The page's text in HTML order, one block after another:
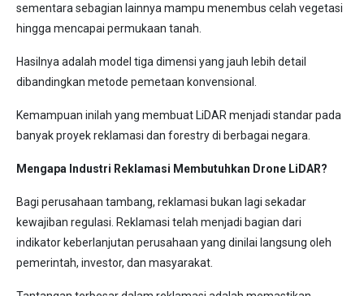
sementara sebagian lainnya mampu menembus celah vegetasi
hingga mencapai permukaan tanah.
Hasilnya adalah model tiga dimensi yang jauh lebih detail
dibandingkan metode pemetaan konvensional.
Kemampuan inilah yang membuat LiDAR menjadi standar pada
banyak proyek reklamasi dan forestry di berbagai negara.
Mengapa Industri Reklamasi Membutuhkan Drone LiDAR?
Bagi perusahaan tambang, reklamasi bukan lagi sekadar
kewajiban regulasi. Reklamasi telah menjadi bagian dari
indikator keberlanjutan perusahaan yang dinilai langsung oleh
pemerintah, investor, dan masyarakat.